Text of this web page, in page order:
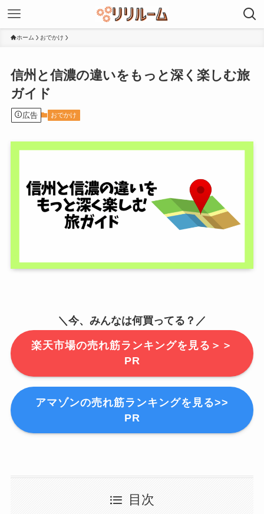
ホーム おでかけ
信州と信濃の違いをもっと深く楽しむ旅
ガイド
広告 おでかけ
＼今、みんなは何買ってる？／
楽天市場の売れ筋ランキングを見る＞＞
PR
アマゾンの売れ筋ランキングを見る>>
PR
目次